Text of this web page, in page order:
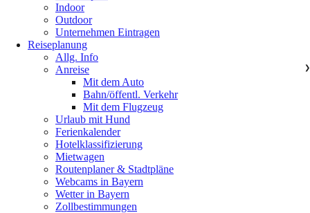
Indoor
Outdoor
Unternehmen Eintragen
Reiseplanung
Allg. Info
Anreise
❯
Mit dem Auto
Bahn/öffentl. Verkehr
Mit dem Flugzeug
Urlaub mit Hund
Ferienkalender
Hotelklassifizierung
Mietwagen
Routenplaner & Stadtpläne
Webcams in Bayern
Wetter in Bayern
Zollbestimmungen